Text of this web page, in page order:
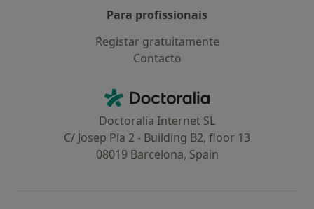
Para profissionais
Registar gratuitamente
Contacto
Doctoralia - Homepage
Doctoralia Internet SL
C/ Josep Pla 2 - Building B2, floor 13
08019 Barcelona, Spain